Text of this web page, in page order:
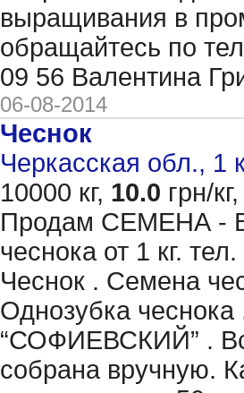
выращивания в
обращайтесь по
09 56 Валентина
06-08-2014
Чеснок
Черкасская обл., 1
10000 кг, 10.0 грн/кг,
Продам CЕМЕНА -
чеснока от 1 кг.
Чеснок . Семена
Однозубка чеснока
“СОФИЕВСКИЙ” .
собрана вручную.